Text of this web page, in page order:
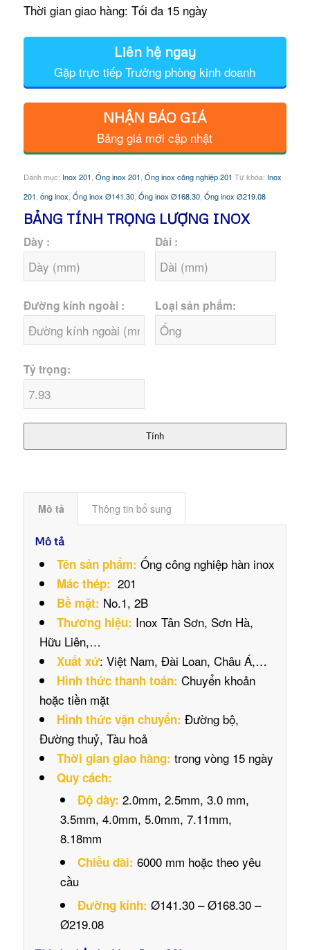
Thời gian giao hàng: Tối đa 15 ngày
Liên hệ ngay
Gặp trực tiếp Trưởng phòng kinh doanh
NHẬN BÁO GIÁ
Bảng giá mới cập nhật
Danh mục: Inox 201 Ống inox 201 Ống inox công nghiệp 201 Từ khóa: Inox
201 ống inox Ống inox Ø141.30, Ống inox Ø168.30, Ống inox Ø219.08
BẢNG TÍNH TRỌNG LƯỢNG INOX
Dày : Dài :
Đường kính ngoài : Loại sản phẩm:
Tỷ trọng:
Tính
Mô tả Thông tin bổ sung
Mô tả
Tên sản phẩm: Ống công nghiệp hàn inox
Mác thép: 201
Bề mặt: No.1, 2B
Thương hiệu: Inox Tân Sơn, Sơn Hà,
Hữu Liên,…
Xuất xứ: Việt Nam, Đài Loan, Châu Á,…
Hình thức thanh toán: Chuyển khoản
hoặc tiền mặt
Hình thức vận chuyển: Đường bộ,
Đường thuỷ, Tàu hoả
Thời gian giao hàng: trong vòng 15 ngày
Quy cách:
Độ dày: 2.0mm, 2.5mm, 3.0 mm,
3.5mm, 4.0mm, 5.0mm, 7.11mm,
8.18mm
Chiều dài: 6000 mm hoặc theo yêu
cầu
Đường kính: Ø141.30 – Ø168.30 –
Ø219.08